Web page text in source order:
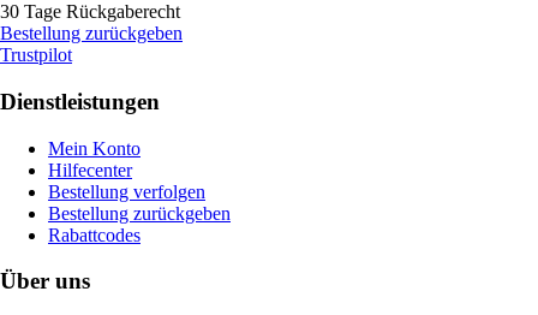
30 Tage Rückgaberecht
Bestellung zurückgeben
Trustpilot
Dienstleistungen
Mein Konto
Hilfecenter
Bestellung verfolgen
Bestellung zurückgeben
Rabattcodes
Über uns